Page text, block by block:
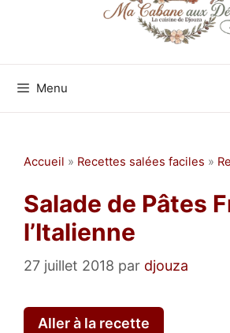
Menu
Accueil » Recettes salées faciles »
Salade de Pâtes
l’Italienne
27 juillet 2018 par djouza
Aller à la recette